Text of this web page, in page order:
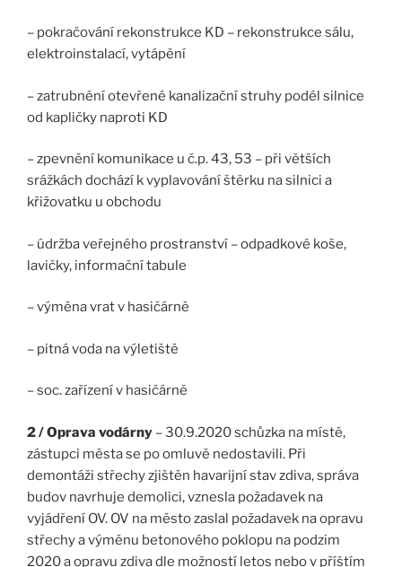
– pokračování rekonstrukce KD – rekonstrukce sálu,
elektroinstalací, vytápění
– zatrubnění otevřené kanalizační struhy podél silnice
od kapličky naproti KD
– zpevnění komunikace u č.p. 43, 53 – při větších
srážkách dochází k vyplavování štěrku na silnici a
křižovatku u obchodu
– údržba veřejného prostranství – odpadkové koše,
lavičky, informační tabule
– výměna vrat v hasičárně
– pitná voda na výletiště
– soc. zařízení v hasičárně
2 / Oprava vodárny – 30.9.2020 schůzka na místě,
zástupci města se po omluvě nedostavili. Při
demontáži střechy zjištěn havarijní stav zdiva, správa
budov navrhuje demolici, vznesla požadavek na
vyjádření OV. OV na město zaslal požadavek na opravu
střechy a výměnu betonového poklopu na podzim
2020 a opravu zdiva dle možností letos nebo v příštím